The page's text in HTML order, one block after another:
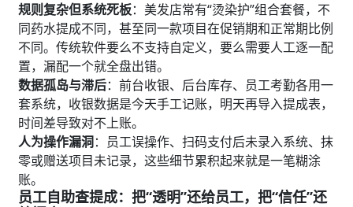
规则复杂但系统死板：美发店常有“烫染护”组合套餐，不
同药水提成不同，甚至同一款项目在促销期和正常期比例
不同。传统软件要么不支持自定义，要么需要人工逐一配
置，漏配一个就全盘出错。
数据孤岛与滞后：前台收银、后台库存、员工考勤各用一
套系统，收银数据是今天手工记账，明天再导入提成表，
时间差导致对不上账。
人为操作漏洞：员工误操作、扫码支付后未录入系统、抹
零或赠送项目未记录，这些细节累积起来就是一笔糊涂
账。
员工自助查提成：把“透明”还给员工，把“信任”还